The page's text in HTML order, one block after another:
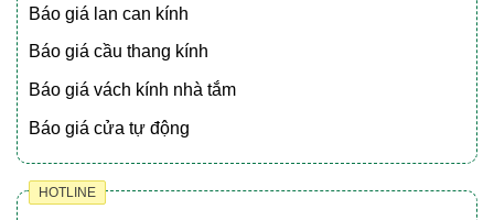
Báo giá lan can kính
Báo giá cầu thang kính
Báo giá vách kính nhà tắm
Báo giá cửa tự động
HOTLINE